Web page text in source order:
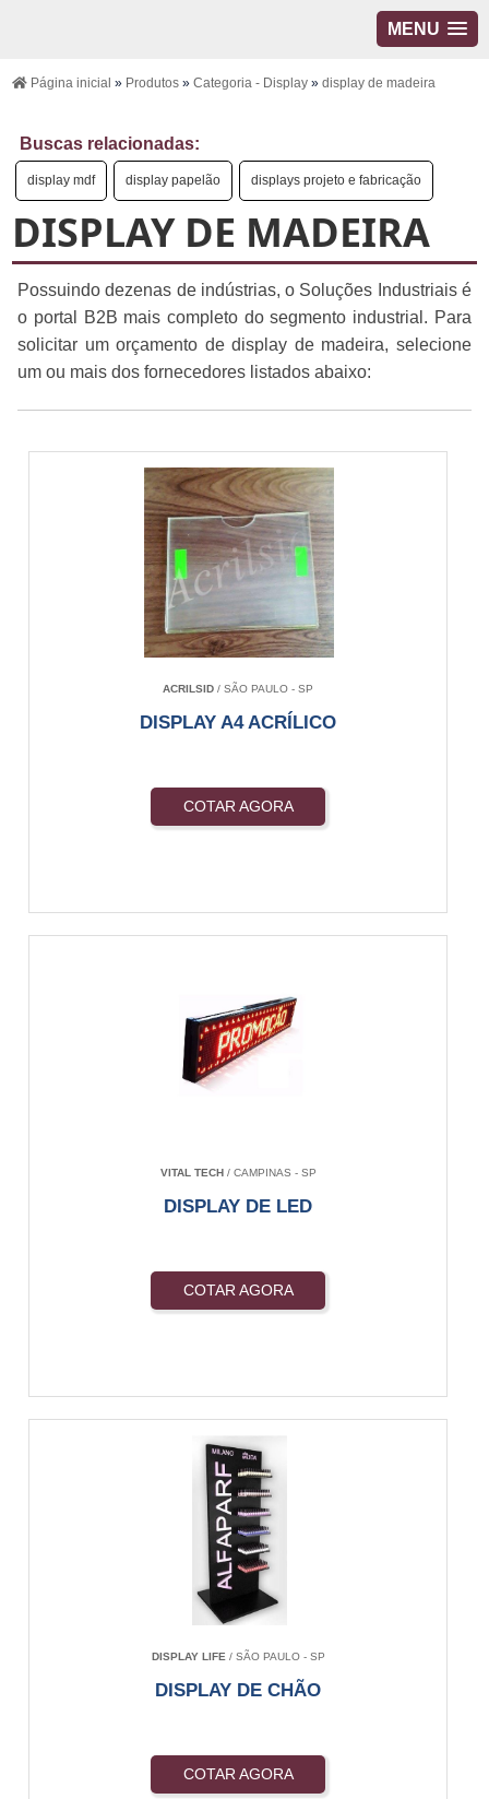
MENU
Página inicial » Produtos»Categoria - Display»display de madeira
Buscas relacionadas:
display mdf display papelão displays projeto e fabricação
DISPLAY DE MADEIRA
Possuindo dezenas de indústrias, o Soluções Industriais é
o portal B2B mais completo do segmento industrial. Para
solicitar um orçamento de display de madeira, selecione
um ou mais dos fornecedores listados abaixo:
ACRILSID / SÃO PAULO - SP
DISPLAY A4 ACRÍLICO
COTAR AGORA
VITAL TECH/ CAMPINAS - SP
DISPLAY DE LED
COTAR AGORA
DISPLAY LIFE / SÃO PAULO - SP
DISPLAY DE CHÃO
COTAR AGORA